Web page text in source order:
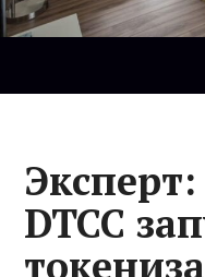
DTCC